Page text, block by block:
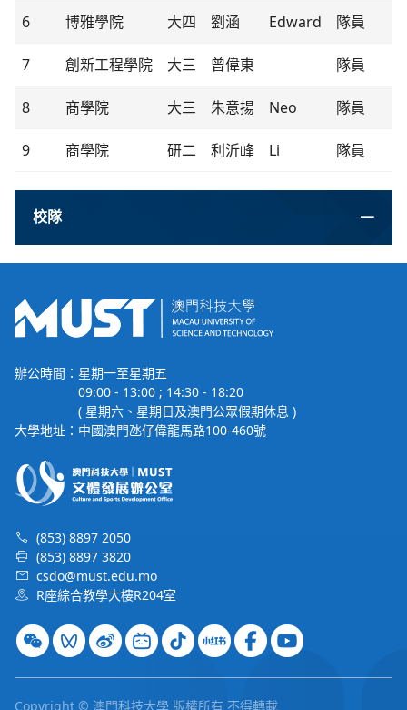
6 博雅學院 大四 劉涵 Edward 隊員
7 創新工程學院 大三 曾偉東 隊員
8 商學院 大三 朱意揚 Neo 隊員
9 商學院 研二 利沂峰 Li 隊員
校隊
辦公時間： 星期一至星期五
09:00 - 13:00 ; 14:30 - 18:20
( 星期六、星期日及澳門公眾假期休息 )
大學地址： 中國澳門氹仔偉龍馬路100-460號
(853) 8897 2050
(853) 8897 3820
csdo@must.edu.mo
R座綜合教學大樓R204室
Copyright © 澳門科技大學 版權所有 不得轉載